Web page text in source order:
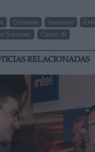
Gobierno Inversión
Sánchez Carlos III
RELACIONADAS